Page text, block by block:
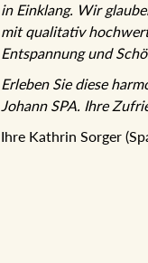
in Einklang. Wir
mit qualitativ
Entspannung und
Erleben Sie diese
Johann SPA. Ihre
Ihre Kathrin Sorger